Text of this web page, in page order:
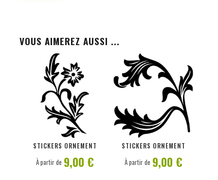
VOUS AIMEREZ AUSSI ...
STICKERS ORNEMENT
PERSONNALISER
À partir de 9,00 €
STICKERS ORNEMENT
PERSONNALISER
À partir de 9,00 €